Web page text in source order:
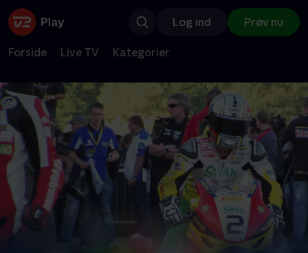
Log ind Prøv nu
Forside Live TV Kategorier